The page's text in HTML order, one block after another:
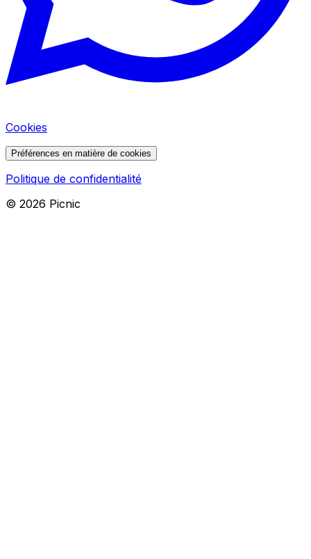
Cookies
Préférences en matière de cookies
Politique de confidentialité
© 2026 Picnic